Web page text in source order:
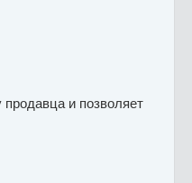
продавца и позволяет